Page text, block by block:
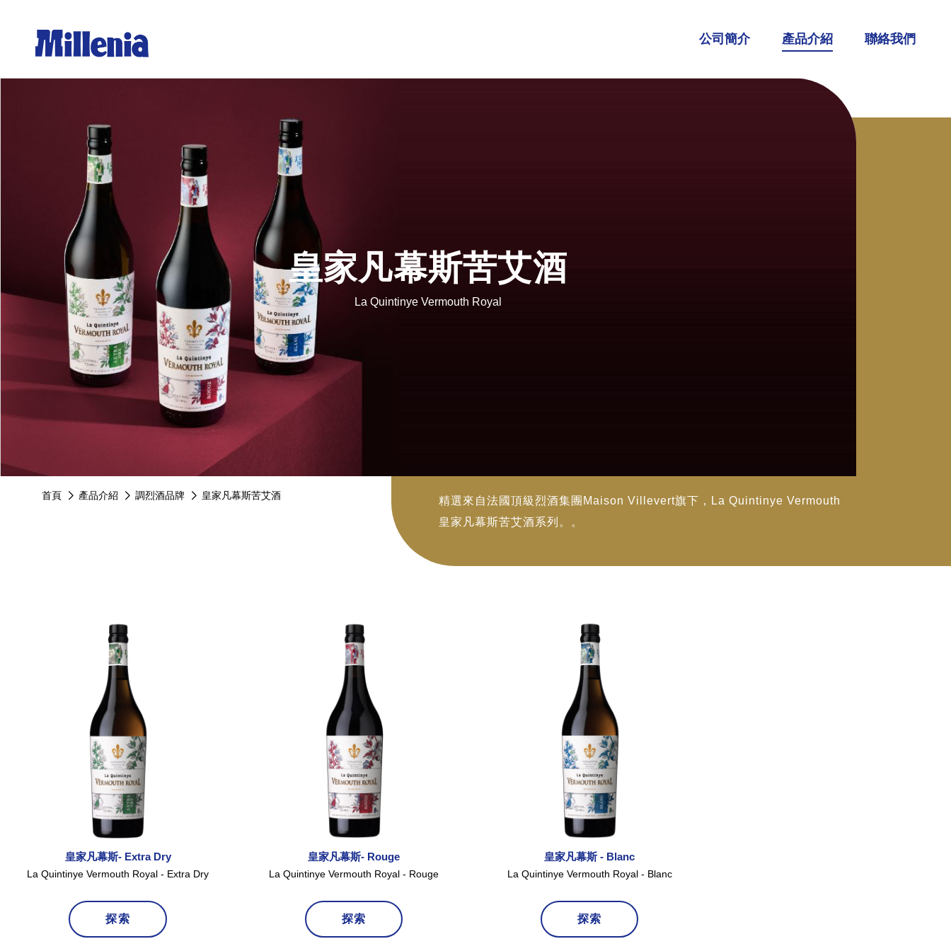
公司簡介 產品介紹
Orion沖繩奧利恩生啤酒 罐裝350ml
Orion沖繩奧利恩生啤酒 罐裝500ml
Orion沖繩奧利恩生啤酒 瓶裝500ml
Orion沖繩奧利恩生啤酒 10L
Orion沖繩奧利恩生啤酒 20L
Orion沖繩奧利恩黑生啤 罐裝350ml
Orion沖繩奧利恩黑生啤 瓶裝500ml
Orion沖繩奧利恩黑生啤 10L
see more
艾丁格小麥白啤酒 罐裝 500ml
艾丁格小麥白啤酒 瓶裝 330ml
艾丁格小麥白啤酒 20L 桶裝
艾丁格小麥黑啤酒 罐裝 500ml
艾丁格小麥黑啤酒 瓶裝 500ml
艾丁格小麥黑啤酒 桶裝 20L
艾丁格小麥水晶啤酒瓶裝500ml
see more
聯絡我們
皇家凡幕斯苦艾酒
La Quintinye Vermouth Royal
精選來自法國頂級烈酒集團Maison Villevert旗下，La Quintinye Vermouth
皇家凡幕斯苦艾酒系列。。
首頁 產品介紹 調烈酒品牌 皇家凡幕斯苦艾酒
皇家凡幕斯- Extra Dry
La Quintinye Vermouth Royal - Extra Dry
探索
皇家凡幕斯- Rouge
La Quintinye Vermouth Royal - Rouge
探索
皇家凡幕斯 - Blanc
La Quintinye Vermouth Royal - Blanc
探索